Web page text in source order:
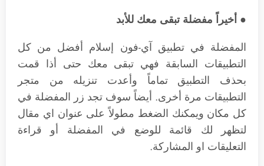
● أخيراً مفضلة تبقى معك للأبد
المفضلة في تطبيق آي-فون إسلام أفضل من كل
التطبيقات السابقة فهي تبقى معك حتى أذا قمت
بحذف التطبيق تماماً وأعدت تنزيله من متجر
التطبيقات مرة أخرى. أيضاً سوف تجد زر المفضلة في
كل مكان ويمكنك الضغط مطولاً على عنوان اي مقال
لتظهر لك قائمة للوضع في المفضلة أو قراءة
التعليقات او المشاركة.